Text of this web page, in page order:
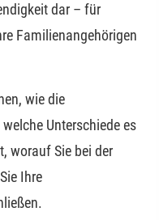
dar – für
Familienangehörigen
wie die
Unterschiede es
worauf Sie bei der
Ihre